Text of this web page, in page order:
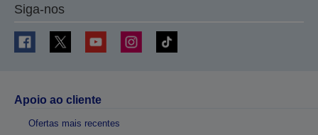
Siga-nos
Apoio ao cliente
Ofertas mais recentes